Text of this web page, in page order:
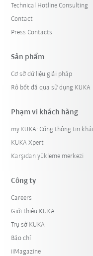
Technical Hotline Consulting
Contact
Press Contacts
Sản phẩm
Cơ sở dữ liệu giải pháp
Rô bốt đã qua sử dụng KUKA
Phạm vi khách hàng
my.KUKA: Cổng thông tin
KUKA Xpert
Karşıdan yükleme merkezi
Công ty
Careers
Giới thiệu KUKA
Trụ sở KUKA
Báo chí
iiMagazine